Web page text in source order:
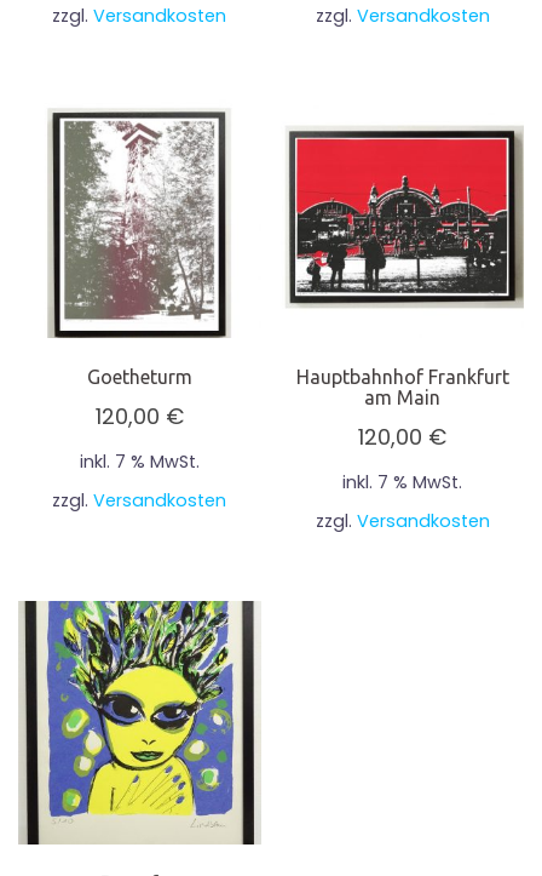
zzgl.Versandkosten zzgl. Versandkosten
Goetheturm
120,00 €
inkl. 7 % MwSt.
zzgl.Versandkosten
Hauptbahnhof Frankfurt
am Main
120,00 €
inkl. 7 % MwSt.
zzgl. Versandkosten